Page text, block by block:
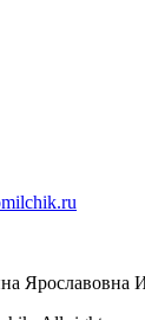
Ярославовна